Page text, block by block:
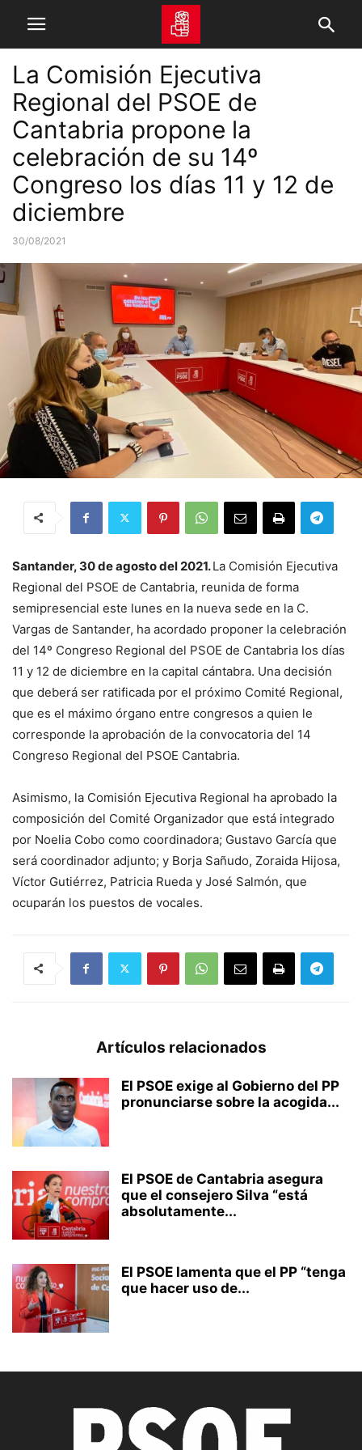
La Comisión Ejecutiva
Regional del PSOE de
Cantabria propone la
celebración de su 14º
Congreso los días 11 y 12 de
diciembre
30/08/2021
Santander, 30 de agosto del 2021.La Comisión Ejecutiva
Regional del PSOE de Cantabria, reunida de forma
semipresencial este lunes en la nueva sede en la C.
Vargas de Santander, ha acordado proponer la celebración
del 14º Congreso Regional del PSOE de Cantabria los días
11 y 12 de diciembre en la capital cántabra. Una decisión
que deberá ser ratificada por el próximo Comité Regional,
que es el máximo órgano entre congresos a quien le
corresponde la aprobación de la convocatoria del 14
Congreso Regional del PSOE Cantabria.
Asimismo, la Comisión Ejecutiva Regional ha aprobado la
composición del Comité Organizador que está integrado
por Noelia Cobo como coordinadora; Gustavo García que
será coordinador adjunto; y Borja Sañudo, Zoraida Hijosa,
Víctor Gutiérrez, Patricia Rueda y José Salmón, que
ocuparán los puestos de vocales.
Artículos relacionados
El PSOE exige al Gobierno del PP
pronunciarse sobre la acogida...
El PSOE de Cantabria asegura
que el consejero Silva “está
absolutamente...
El PSOE lamenta que el PP “tenga
que hacer uso de...